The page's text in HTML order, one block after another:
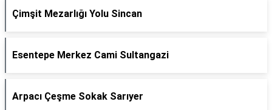
Çimşit Mezarlığı Yolu Sincan
Esentepe Merkez Cami Sultangazi
Arpacı Çeşme Sokak Sarıyer